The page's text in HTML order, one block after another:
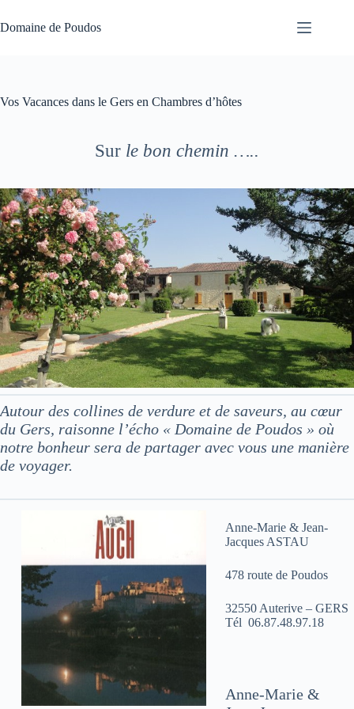
au
contenu
Domaine de Poudos
Vos Vacances dans le Gers en Chambres d’hôtes
Sur le bon chemin …..
Autour des collines de verdure et de saveurs, au cœur
du Gers, raisonne l’écho « Domaine de Poudos » où
notre bonheur sera de partager avec vous une manière
de voyager.
Anne-Marie & Jean-
Jacques ASTAU
478 route de Poudos
32550 Auterive – GERS
Tél 06.87.48.97.18
Anne-Marie &